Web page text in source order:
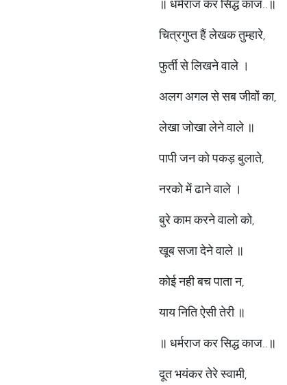
॥ धर्मराज कर सिद्ध काज..॥
चित्रगुप्त हैं लेखक तुम्हारे,
फुर्ती से लिखने वाले ।
अलग अगल से सब जीवों का,
लेखा जोखा लेने वाले ॥
पापी जन को पकड़ बुलाते,
नरको में ढाने वाले ।
बुरे काम करने वालो को,
खूब सजा देने वाले ॥
कोई नही बच पाता न,
याय निति ऐसी तेरी ॥
॥ धर्मराज कर सिद्ध काज..॥
दूत भयंकर तेरे स्वामी,